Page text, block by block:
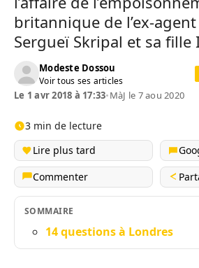
britannique de l’ex-
Sergueï Skripal et sa fille
Modeste Dossou
Voir tous ses articles
Le 1 avr 2018 à 17:33•MàJ le 7 aou 2020
3 min de lecture
Lire plus tard
Commenter
SOMMAIRE
14 questions à Londres